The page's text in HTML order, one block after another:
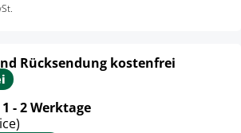
Rücksendung kostenfrei
- 2 Werktage